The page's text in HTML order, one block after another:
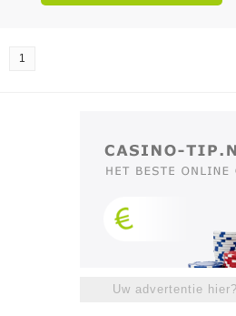
1
Uw advertentie